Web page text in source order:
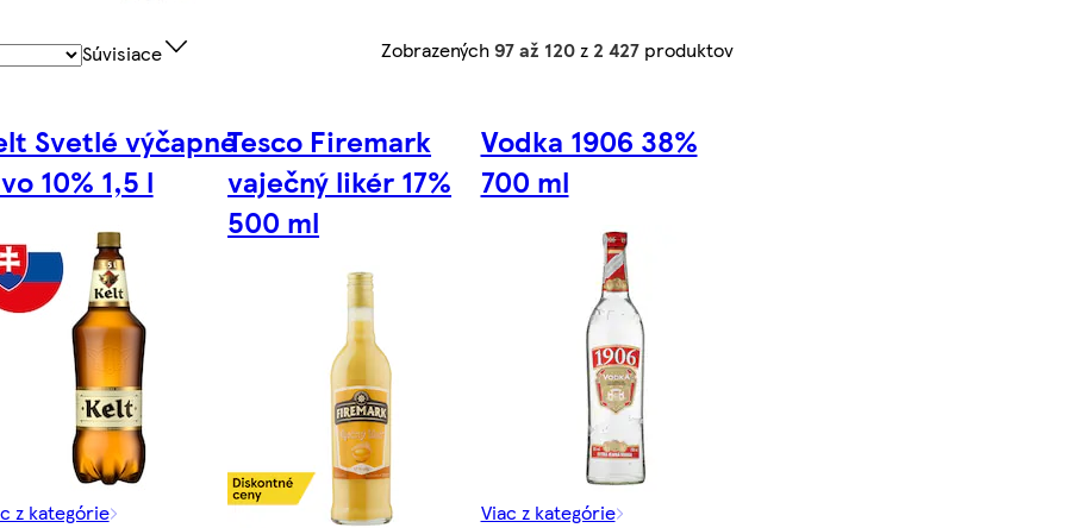
Súvisiace Zobrazených97 až 120z 2 427 produktov
Svetlé výčapné
10% 1,5 l
z kategórie
Tesco Firemark
vaječný likér 17%
500 ml
Vodka 1906 38%
700 ml
Viac z kategórie